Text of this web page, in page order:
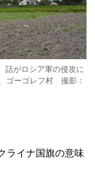
話がロシア軍の侵攻に
ゴーゴレフ村 撮影：
ライナ国旗の意味